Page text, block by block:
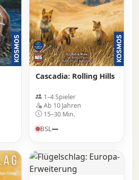
Cascadia: Rolling Hills
1–4 Spieler
Ab 10 Jahren
15–30 Min.
BSL—